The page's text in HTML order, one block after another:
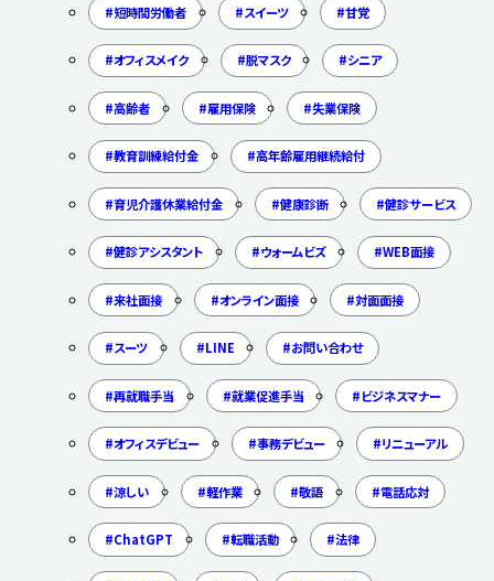
短時間労働者 スイーツ 甘党
オフィスメイク 脱マスク シニア
高齢者 雇用保険 失業保険
教育訓練給付金 高年齢雇用継続給付
育児介護休業給付金 健康診断 健診サービス
健診アシスタント ウォームビズ WEB面接
来社面接 オンライン面接 対面面接
スーツ LINE お問い合わせ
再就職手当 就業促進手当 ビジネスマナー
オフィスデビュー 事務デビュー リニューアル
涼しい 軽作業 敬語 電話応対
ChatGPT 転職活動 法律